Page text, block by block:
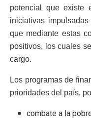
potencial que existe
iniciativas
que mediante estas
positivos, los cuales
cargo.
Los programas de
prioridades del país,
combate a la